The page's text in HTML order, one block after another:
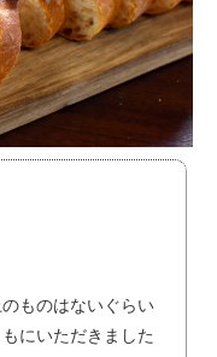
ものはないぐらい
にいただきました